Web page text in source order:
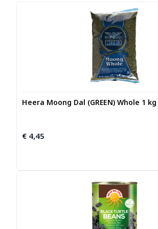
Heera Moong Dal (GREEN) Whole 1 kg
€ 4,45